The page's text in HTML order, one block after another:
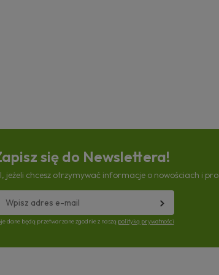
się do Newslettera!
jeżeli chcesz otrzymywać informacje o nowościach i
dane będą przetwarzane zgodnie z naszą polityką prywatności